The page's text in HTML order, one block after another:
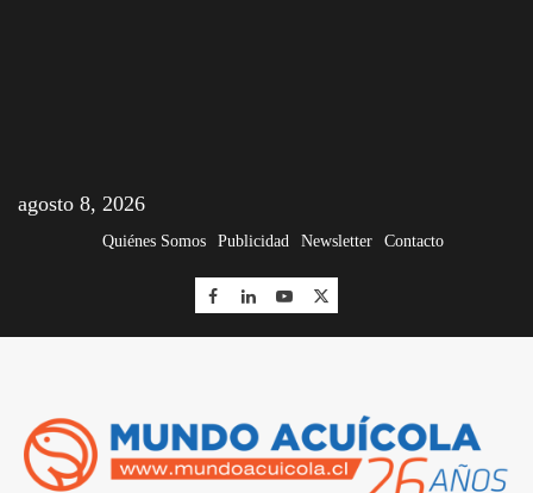
agosto 8, 2026
Quiénes Somos Publicidad Newsletter Contacto